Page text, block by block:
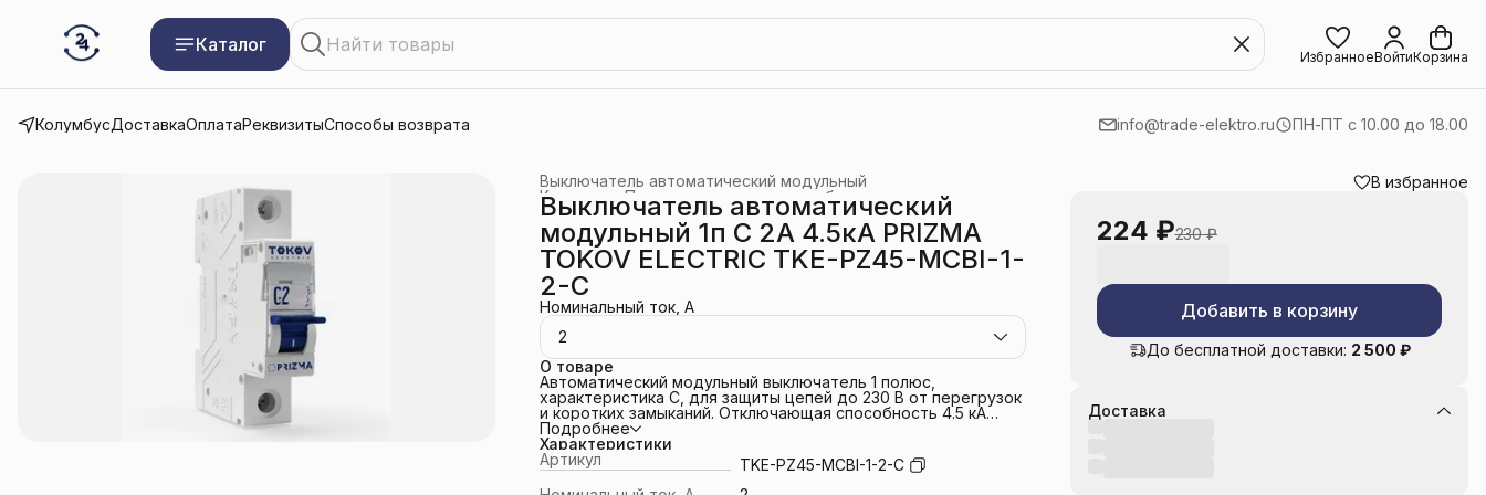
Каталог
ИзбранноеВойтиКорзина
КолумбусДоставкаОплатаРеквизитыСпособы возврата info@trade-elektro.ru ПН-ПТ с 10.00 до 18.00
Выключатель автоматический модульный
Промышленное электрооборудование
›
Каталог
Главная ›
Выключатель автоматический
модульный 1п C 2А 4.5кА PRIZMA
TOKOV ELECTRIC TKE-PZ45-MCBI-1-
2-C
Номинальный ток, А
2
О товаре
Автоматический модульный выключатель 1 полюс,
характеристика C, для защиты цепей до 230 В от перегрузок
и коротких замыканий. Отключающая способность 4.5 кА
соответствует применению в стандартных жилых и
небольших коммерческих сетях с ограниченными токами
короткого замыкания. Монтаж на DIN-рейку, ширина 1 модуль,
степень защиты IP20. Подходит для бытовых и
коммерческих распределительных щитов.
Подробнее
Характеристики
Артикул
TKE-PZ45-MCBI-1-2-C
В избранное
224 ₽230 ₽
Добавить в корзину
До бесплатной доставки: 2 500 ₽
Доставка